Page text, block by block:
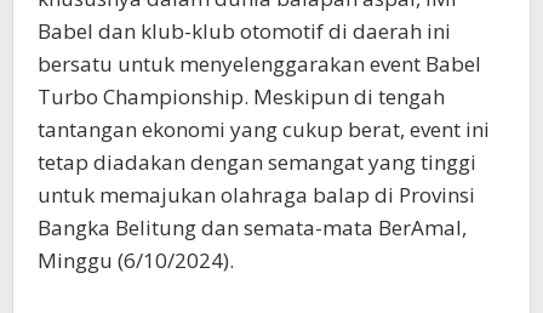
Babel dan klub-klub otomotif di daerah ini
bersatu untuk menyelenggarakan event Babel
Turbo Championship. Meskipun di tengah
tantangan ekonomi yang cukup berat, event ini
tetap diadakan dengan semangat yang tinggi
untuk memajukan olahraga balap di Provinsi
Bangka Belitung dan semata-mata BerAmal,
Minggu (6/10/2024).